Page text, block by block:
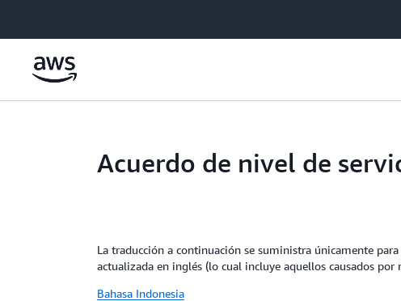
Acuerdo de nivel de
La traducción a continuación se suministra únicamente
actualizada en inglés (lo cual incluye aquellos causados
Bahasa Indonesia